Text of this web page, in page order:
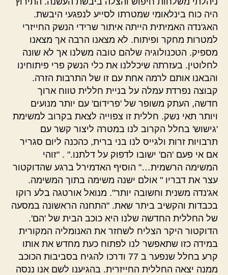
היה כוח בינלאומי שמטרתו לסייע לנפגעי היבשת.
האג'נדה האמיתית הייתה איתור שרידי הנשק החייזרי
למטרות מחקר ופיתוח. לא מצאנו הרבה אך מצאנו
מספיק. הטכנולוגיה שלהם טובה משלנו אך לא שונה
לחלוטין. בעזרתה שיכללנו את כלי הנשק פרי פיתוחינו
והבאנו אותם לרמה אחת עם זו של התרבות הזרה.
קבוצה נפרדת עמלה על בניית חללית טווח ארוך
חדשה, העתק משופר של 'פרידום' עם יותר מנועים
ויותר תאי נשק. חללית זו צפוייה לצאת בקרוב למשימת
'גישוש' בחלל הקרוב לנו במטרה ליצור קשר עם
תרבויות זרות ולגייס לנו בני ברית, כהכנה ליום סגריר
אם אי פעם 'הם' ישובו לדפוק על דלתנו." . "זוהי
המשימה הרשמית…" הוסיף האדמירל ברגע שהדוקטור
עצר את דבריו " אולם ישנה משימה בתוך המשימה.
אג'נדה משנית וחשובה יותר". מנואל אורטגה בלע רוקו
בכבדות והקשיב ביתר שאת. "התחנה הראשונה במסעה
של החללית החדשה שלנו היא כוכב הבית של 'הם'.
הדוקטור היקר הצליח לשחזר את האנומליה המקורית
במידה כזו שתאפשר לנו לפתוח כעת מחדש את אותו
קרע בחלל שנפער ב 77 ודרכו להגיח בסביבות הכוכב
ממנה יצאה החללית החייזרית. בהגיענו לשם אנו ננסה